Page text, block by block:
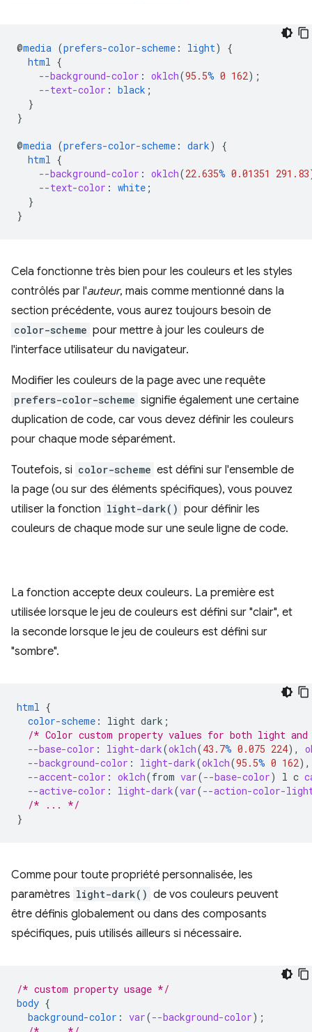
@media (prefers-color-scheme : light)
{
html {
--background-color : oklch(95.5% 0 162);
--text-color : black ;
}
}
@media (prefers-color-scheme : dark)
{
html {
--background-color : oklch(22.635% 0.01351 291.83
--text-color : white ;
}
}
Cela fonctionne très bien pour les couleurs et les styles
contrôlés par l'auteur, mais comme mentionné dans la
section précédente, vous aurez toujours besoin de
color-scheme pour mettre à jour les couleurs de
l'interface utilisateur du navigateur.
Modifier les couleurs de la page avec une requête
prefers-color-scheme signifie également une certaine
duplication de code, car vous devez définir les couleurs
pour chaque mode séparément.
Toutefois, si color-scheme est défini sur l'ensemble de
la page (ou sur des éléments spécifiques), vous pouvez
utiliser la fonction light-dark() pour définir les
couleurs de chaque mode sur une seule ligne de code.
La fonction accepte deux couleurs. La première est
utilisée lorsque le jeu de couleurs est défini sur "clair", et
la seconde lorsque le jeu de couleurs est défini sur
"sombre".
html {
color-scheme : light dark ;
/* Color custom property values for both light and
--base-color : light-dark(oklch(43.7% 0.075 224),
--background-color : light-dark(oklch(95.5% 0 162),
--accent-color : oklch(from var(--base-color) l c
--active-color : light-dark(var(--action-color-
/* ... */
}
Comme pour toute propriété personnalisée, les
paramètres light-dark() de vos couleurs peuvent
être définis globalement ou dans des composants
spécifiques, puis utilisés ailleurs si nécessaire.
/* custom property usage */
body {
background-color : var(--background-color);